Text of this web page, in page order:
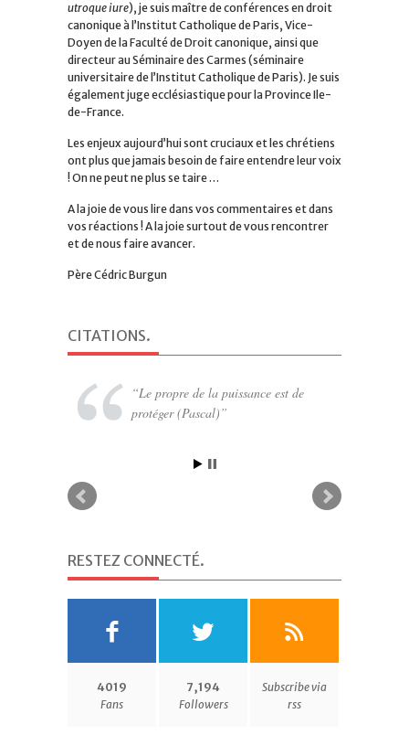
utroque iure), je suis maître de conférences en droit
canonique à l’Institut Catholique de Paris, Vice-
Doyen de la Faculté de Droit canonique, ainsi que
directeur au Séminaire des Carmes (séminaire
universitaire de l’Institut Catholique de Paris). Je suis
également juge ecclésiastique pour la Province Ile-
de-France.
Les enjeux aujourd’hui sont cruciaux et les chrétiens
ont plus que jamais besoin de faire entendre leur voix
! On ne peut ne plus se taire …
A la joie de vous lire dans vos commentaires et dans
vos réactions ! A la joie surtout de vous rencontrer
et de nous faire avancer.
Père Cédric Burgun
CITATIONS.
Le propre de la puissance est de
protéger (Pascal)
Tant qu’un homme n’a pas découvert
quelque chose pour lequel il serait prêt
RESTEZ CONNECTÉ.
4019
7,194
Subscribe via